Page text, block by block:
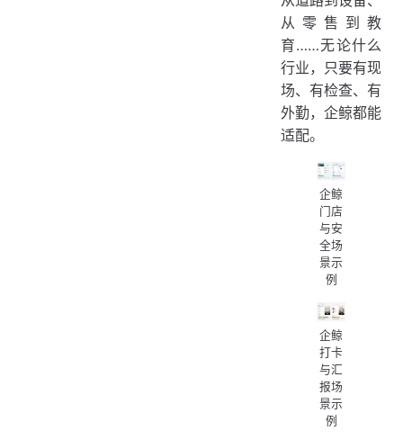
从零售到教
育……无论什么
行业，只要有现
场、有检查、有
外勤，企鲸都能
适配。
企鲸
门店
与安
全场
景示
例
企鲸
打卡
与汇
报场
景示
例